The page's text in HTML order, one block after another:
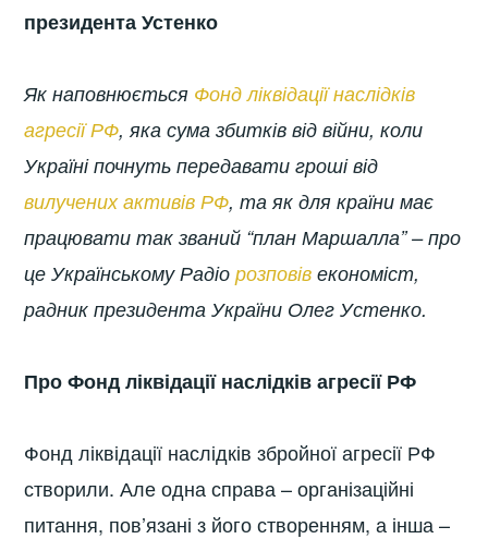
президента Устенко
Як наповнюється Фонд ліквідації наслідків
агресії РФ, яка сума збитків від війни, коли
Україні почнуть передавати гроші від
вилучених активів РФ, та як для країни має
працювати так званий “план Маршалла” – про
це Українському Радіорозповів економіст,
радник президента України Олег Устенко.
Про Фонд ліквідації наслідків агресії РФ
Фонд ліквідації наслідків збройної агресії РФ
створили. Але одна справа – організаційні
питання, пов’язані з його створенням, а інша –